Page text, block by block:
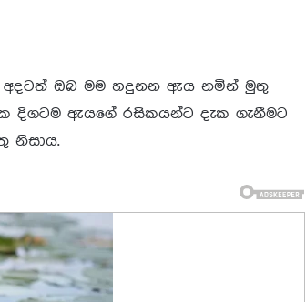
ඔබ මම හදුනන ඇය නමින් මුතු
දිගටම ඇයගේ රසිකයන්ට දැක ගැනීමට
නිසාය.